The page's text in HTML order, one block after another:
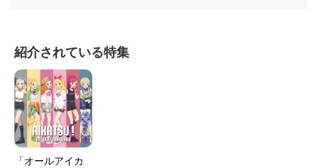
紹介されている特集
「オールアイカ